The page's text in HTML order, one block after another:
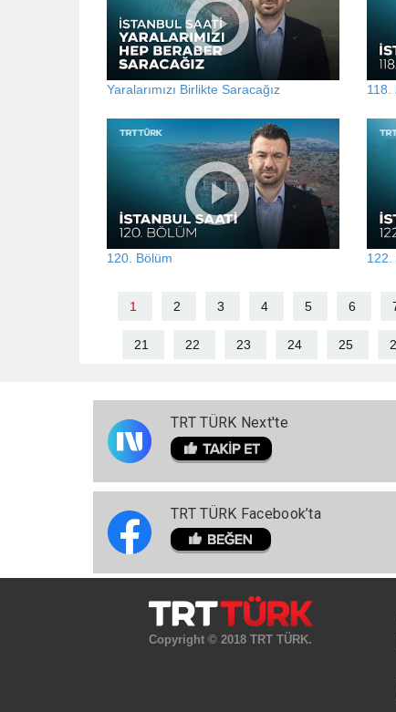
Yaralarımızı Birlikte Saracağız 118.
120. Bölüm 122.
1 2 3 4 5 6
21 22 23 24 25
TRT TÜRK Next'te
TRT TÜRK Facebook’ta
Copyright © 2018 TRT TÜRK.